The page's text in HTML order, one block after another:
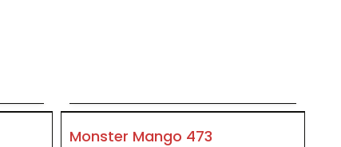
Monster Mango 473